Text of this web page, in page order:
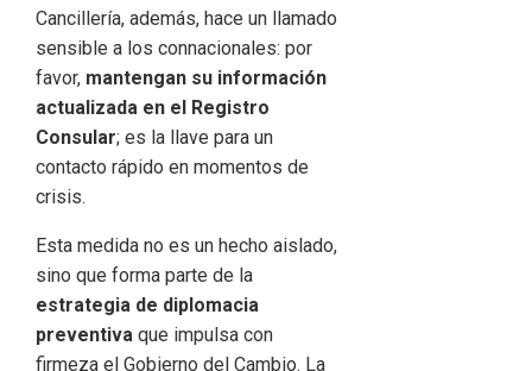
Cancillería, además, hace un llamado
sensible a los connacionales: por
favor, mantengan su información
actualizada en el Registro
Consular; es la llave para un
contacto rápido en momentos de
crisis.
Esta medida no es un hecho aislado,
sino que forma parte de la
estrategia de diplomacia
preventivaque impulsa con
firmeza el Gobierno del Cambio. La